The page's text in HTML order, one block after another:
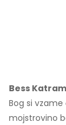
Bess
Bog si
mojstrovino